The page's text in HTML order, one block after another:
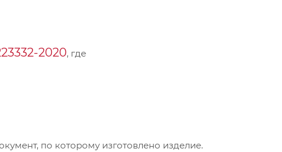
2020, где
по которому изготовлено изделие.